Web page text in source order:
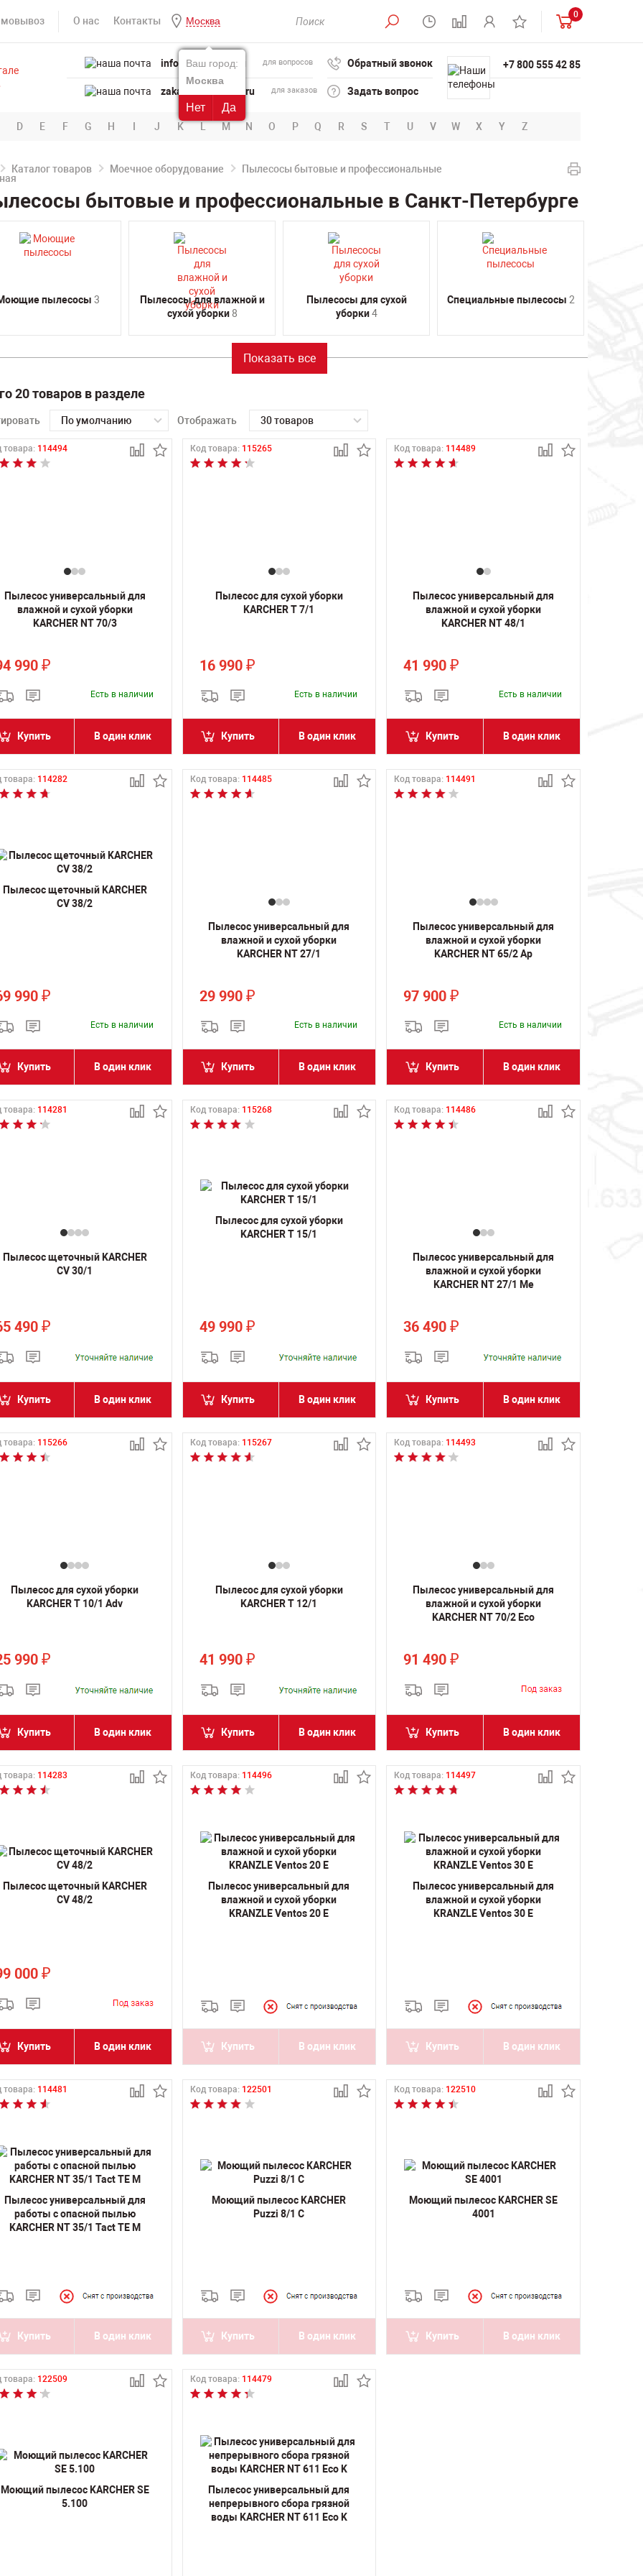
О нас Контакты Москва
Ваш город:
Москва
Нет Да
0
info@powertool.ru для вопросов
zakaz@powertool.ru для заказов
Обратный звонок
Задать вопрос
+7 800 555 42 85
D E F G H I J K L M N O P Q R S T U V W X Y Z
Каталог товаров Моечное оборудование Пылесосы бытовые и профессиональные
бытовые и профессиональные в Санкт-Петербурге
пылесосы 3
Пылесосы для влажной и
сухой уборки 8
Пылесосы для сухой
уборки4
Специальные пылесосы 2
Показать все
20 товаров в разделе
По умолчанию Отображать 30 товаров
товара: 114494
Пылесос универсальный для
влажной и сухой уборки
KARCHER NT 70/3
990 ₽
Есть в наличии
Купить В один клик
Код товара: 115265
Пылесос для сухой уборки
KARCHER T 7/1
16 990 ₽
Есть в наличии
Купить В один клик
Код товара: 114489
Пылесос универсальный для
влажной и сухой уборки
KARCHER NT 48/1
41 990₽
Есть в наличии
Купить В один клик
товара: 114282
Пылесос щеточный KARCHER
CV 38/2
990 ₽
Есть в наличии
Купить В один клик
Код товара: 114485
Пылесос универсальный для
влажной и сухой уборки
KARCHER NT 27/1
29 990 ₽
Есть в наличии
Купить В один клик
Код товара: 114491
Пылесос универсальный для
влажной и сухой уборки
KARCHER NT 65/2 Ap
97 900₽
Есть в наличии
Купить В один клик
товара: 114281
Пылесос щеточный KARCHER
CV 30/1
490 ₽
Купить В один клик
Код товара: 115268
Пылесос для сухой уборки
KARCHER T 15/1
49 990 ₽
Купить В один клик
Код товара: 114486
Пылесос универсальный для
влажной и сухой уборки
KARCHER NT 27/1 Me
36 490₽
Купить В один клик
товара: 115266
Пылесос для сухой уборки
KARCHER T 10/1 Adv
990 ₽
Купить В один клик
Код товара: 115267
Пылесос для сухой уборки
KARCHER T 12/1
41 990 ₽
Купить В один клик
Код товара: 114493
Пылесос универсальный для
влажной и сухой уборки
KARCHER NT 70/2 Eco
91 490₽
Купить В один клик
товара: 114283
Пылесос щеточный KARCHER
CV 48/2
000 ₽
Купить В один клик
Код товара: 114496
Пылесос универсальный для
влажной и сухой уборки
KRANZLE Ventos 20 E
Купить В один клик
Код товара: 114497
Пылесос универсальный для
влажной и сухой уборки
KRANZLE Ventos 30 E
Купить В один клик
товара: 114481
Пылесос универсальный для
работы с опасной пылью
KARCHER NT 35/1 Tact TE M
Купить В один клик
Код товара: 122501
Моющий пылесос KARCHER
Puzzi 8/1 C
Купить В один клик
Код товара: 122510
Моющий пылесос KARCHER SE
4001
Купить В один клик
товара: 122509
Моющий пылесос KARCHER SE
5.100
Код товара: 114479
Пылесос универсальный для
непрерывного сбора грязной
воды KARCHER NT 611 Eco K